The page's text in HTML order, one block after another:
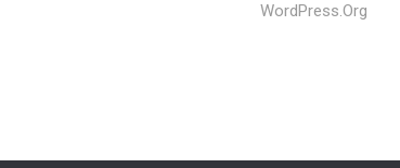
WordPress.org